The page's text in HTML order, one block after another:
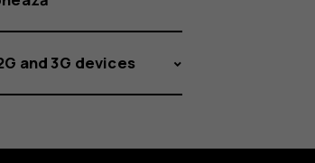
and 3G devices